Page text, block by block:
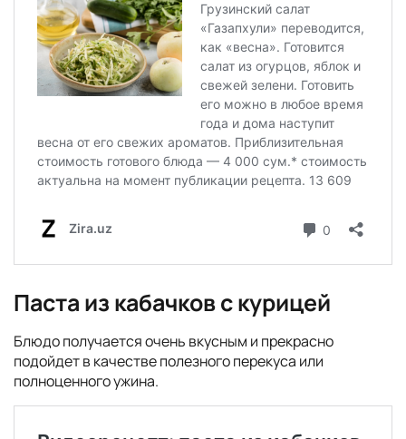
Паста из кабачков с курицей
Блюдо получается очень вкусным и прекрасно
подойдет в качестве полезного перекуса или
полноценного ужина.